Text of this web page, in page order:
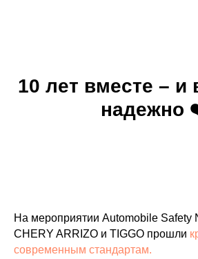
10 лет вместе – и
надежно
На мероприятии Automobile Safety
CHERY ARRIZO и TIGGO прошли
современным стандартам.